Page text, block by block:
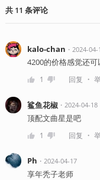
共 11 条评论
kalo-chan ・ 2024-04-
4200的价格感觉还可
1 回复 ・
鲨鱼花椒・ 2024-04-18
顶配文曲星是吧
1 回复 ・
Ph ・ 2024-04-17
享年秃子老师